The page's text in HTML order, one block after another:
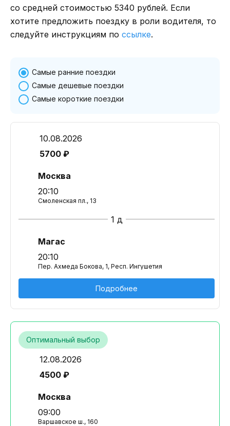
со средней стоимостью 5340 рублей. Если
хотите предложить поездку в роли водителя, то
следуйте инструкциям по ссылке.
Самые ранние поездки
Самые дешевые поездки
Самые короткие поездки
10.08.2026
5700 ₽
Москва
20:10
Смоленская пл., 13
1 д
Магас
20:10
Пер. Ахмеда Бокова, 1, Респ. Ингушетия
Подробнее
Оптимальный выбор
12.08.2026
4500 ₽
Москва
09:00
Варшавское ш., 160